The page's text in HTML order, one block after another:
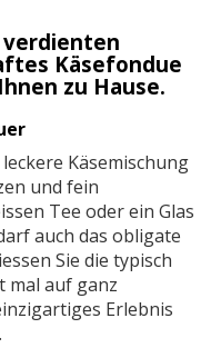
verdienten
Käsefondue
zu Hause.
Käsemischung
und fein
Tee oder ein Glas
auch das obligate
Sie die typisch
mal auf ganz
Erlebnis